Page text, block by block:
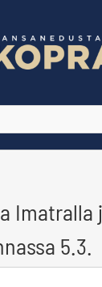
Imatralla
5.3.